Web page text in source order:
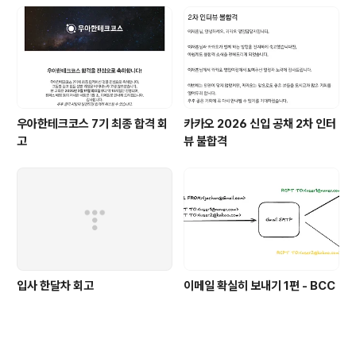
alOnClass({DatabasePopulator.class})class Dat
우아한테크코스 7기 최종 합격 회
고
카카오 2026 신입 공채 2차 인터
뷰 불합격
입사 한달차 회고 이메일 확실히 보내기 1편 - BCC